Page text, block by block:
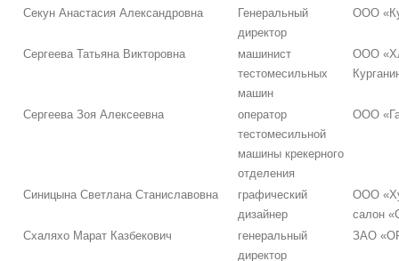
Секун Анастасия Александровна
Генеральный
директор
ООО
Сергеева Татьяна Викторовна
машинист
тестомесильных
машин
ООО
Сергеева Зоя Алексеевна
оператор
тестомесильной
машины крекерного
отделения
ООО
Синицына Светлана Станиславовна
графический
дизайнер
ООО
салон
Схаляхо Марат Казбекович
генеральный
директор
ЗАО